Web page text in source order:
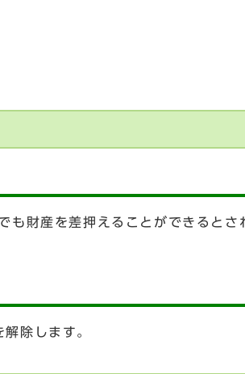
財産を差押えることができるとさ
除します。